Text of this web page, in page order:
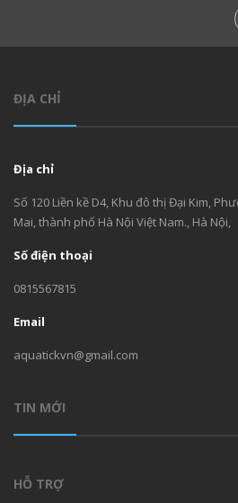
ĐỊA CHỈ
Địa chỉ
Số 120 Liền kề D4, Khu đô thị Đại Kim,
Mai, thành phố Hà Nội Việt Nam., Hà Nội,
Số điện thoại
0815567815
Email
aquatickvn@gmail.com
TIN MỚI
HỖ TRỢ